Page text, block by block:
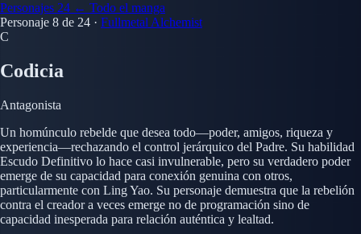
Personajes 24 ← Todo el manga
Personaje 8 de 24 · Fullmetal Alchemist
C
Codicia
Antagonista
Un homúnculo rebelde que desea todo—poder, amigos, riqueza y
experiencia—rechazando el control jerárquico del Padre. Su habilidad
Escudo Definitivo lo hace casi invulnerable, pero su verdadero poder
emerge de su capacidad para conexión genuina con otros,
particularmente con Ling Yao. Su personaje demuestra que la rebelión
contra el creador a veces emerge no de programación sino de
capacidad inesperada para relación auténtica y lealtad.